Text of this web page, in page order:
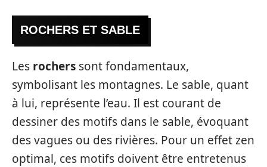
ROCHERS ET SABLE
Les rochers sont fondamentaux,
symbolisant les montagnes. Le sable, quant
à lui, représente l’eau. Il est courant de
dessiner des motifs dans le sable, évoquant
des vagues ou des rivières. Pour un effet zen
optimal, ces motifs doivent être entretenus